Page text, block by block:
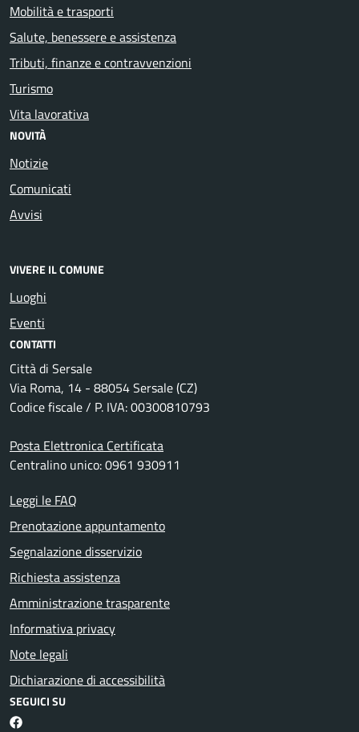
Mobilità e trasporti
Salute, benessere e assistenza
Tributi, finanze e contravvenzioni
Turismo
Vita lavorativa
NOVITÀ
Notizie
Comunicati
Avvisi
VIVERE IL COMUNE
Luoghi
Eventi
CONTATTI
Città di Sersale
Via Roma, 14 - 88054 Sersale (CZ)
Codice fiscale / P. IVA: 00300810793
Posta Elettronica Certificata
Centralino unico: 0961 930911
Leggi le FAQ
Prenotazione appuntamento
Segnalazione disservizio
Richiesta assistenza
Amministrazione trasparente
Informativa privacy
Note legali
Dichiarazione di accessibilità
SEGUICI SU
Facebook